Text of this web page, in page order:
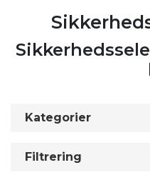
Kategorier
Filtrering